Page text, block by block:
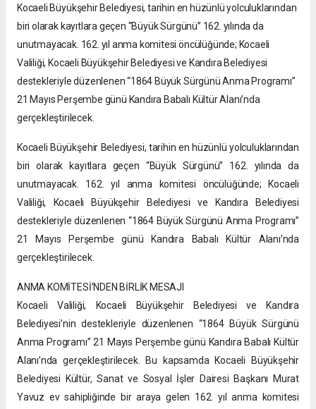
Kocaeli Büyükşehir Belediyesi, tarihin en hüzünlü yolculuklarından
biri olarak kayıtlara geçen “Büyük Sürgünü” 162. yılında da
unutmayacak. 162. yıl anma komitesi öncülüğünde; Kocaeli
Valiliği, Kocaeli Büyükşehir Belediyesi ve Kandıra Belediyesi
destekleriyle düzenlenen “1864 Büyük Sürgünü Anma Programı”
21 Mayıs Perşembe günü Kandıra Babalı Kültür Alanı’nda
gerçekleştirilecek.
Kocaeli Büyükşehir Belediyesi, tarihin en hüzünlü yolculuklarından
biri olarak kayıtlara geçen “Büyük Sürgünü” 162. yılında da
unutmayacak. 162. yıl anma komitesi öncülüğünde; Kocaeli
Valiliği, Kocaeli Büyükşehir Belediyesi ve Kandıra Belediyesi
destekleriyle düzenlenen “1864 Büyük Sürgünü Anma Programı”
21 Mayıs Perşembe günü Kandıra Babalı Kültür Alanı’nda
gerçekleştirilecek.
ANMA KOMİTESİ’NDEN BİRLİK MESAJI
Kocaeli Valiliği, Kocaeli Büyükşehir Belediyesi ve Kandıra
Belediyesi’nin destekleriyle düzenlenen “1864 Büyük Sürgünü
Anma Programı” 21 Mayıs Perşembe günü Kandıra Babalı Kültür
Alanı’nda gerçekleştirilecek. Bu kapsamda Kocaeli Büyükşehir
Belediyesi Kültür, Sanat ve Sosyal İşler Dairesi Başkanı Murat
Yavuz ev sahipliğinde bir araya gelen 162. yıl anma komitesi